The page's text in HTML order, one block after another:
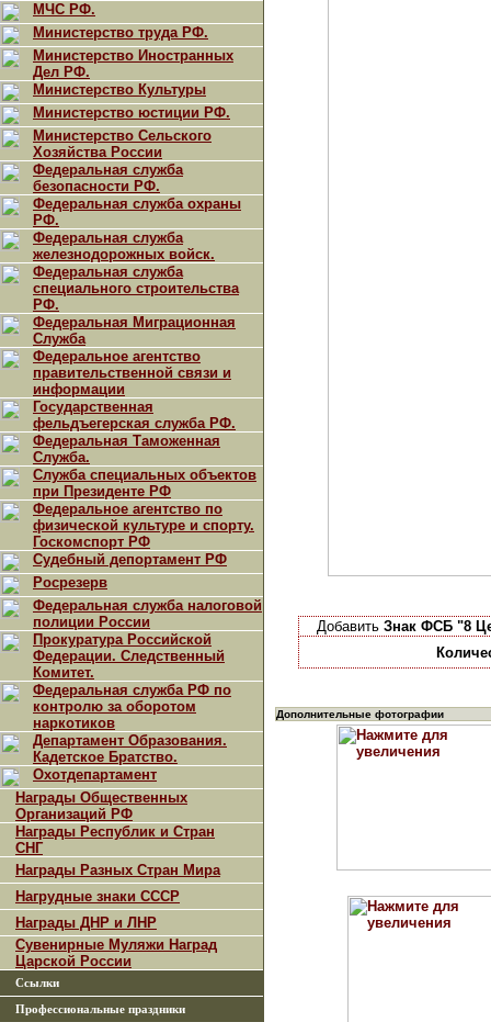
МЧС РФ.
Министерство труда РФ.
Министерство Иностранных
Дел РФ.
Министерство Культуры
Министерство юстиции РФ.
Министерство Сельского
Хозяйства России
Федеральная служба
безопасности РФ.
Федеральная служба охраны
РФ.
Федеральная служба
железнодорожных войск.
Федеральная служба
специального строительства
РФ.
Федеральная Миграционная
Служба
Федеральное агентство
правительственной связи и
информации
Государственная
фельдъегерская служба РФ.
Федеральная Таможенная
Служба.
Служба специальных объектов
при Президенте РФ
Федеральное агентство по
физической культуре и спорту.
Госкомспорт РФ
Судебный депортамент РФ
Росрезерв
Федеральная служба налоговой
полиции России
Прокуратура Российской
Федерации. Следственный
Комитет.
Федеральная служба РФ по
контролю за оборотом
наркотиков
Департамент Образования.
Кадетское Братство.
Охотдепартамент
Награды Общественных
Организаций РФ
Награды Республик и Стран
СНГ
Награды Разных Стран Мира
Нагрудные знаки СССР
Награды ДНР и ЛНР
Сувенирные Муляжи Наград
Царской России
Ссылки
Профессиональные праздники
Добавить Знак ФСБ "8
Дополнительные фотографии